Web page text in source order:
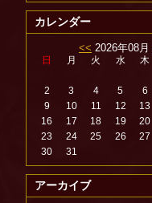
カレンダー
<< 2026年08月
日 月 火 水 木
2
3 4 5 6
9
10 11 12 13
16
17 18 19 20
23
24 25 26 27
30
31
アーカイブ